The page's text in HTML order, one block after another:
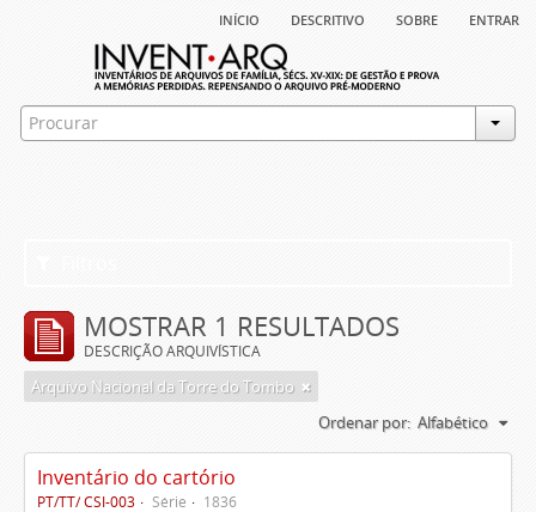
início descritivo sobre entrar
MOSTRAR 1 RESULTADOS
DESCRIÇÃO ARQUIVÍSTICA
Arquivo Nacional da Torre do Tombo
Ordenar por: Alfabético
Inventário do cartório
PT/TT/ CSI-003 Série 1836